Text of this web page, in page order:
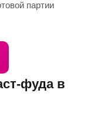
партии
фуда в